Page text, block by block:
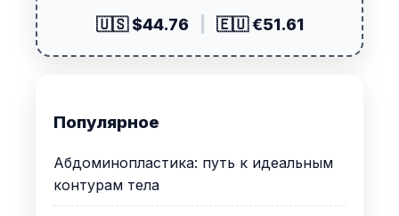
🇺🇸 $44.76 🇪🇺 €51.61
Популярное
Абдоминопластика: путь к идеальным
контурам тела